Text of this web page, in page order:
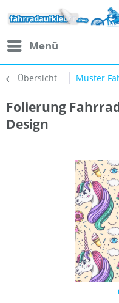
Menü
Übersicht Muster
Folierung
Design